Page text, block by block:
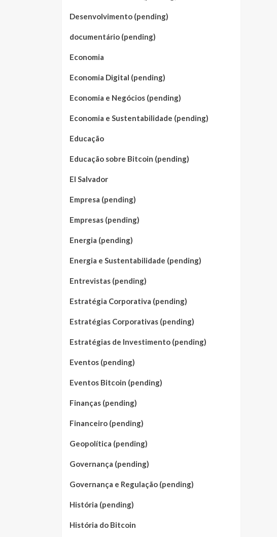
Desenvolvimento (pending)
documentário (pending)
Economia
Economia Digital (pending)
Economia e Negócios (pending)
Economia e Sustentabilidade (pending)
Educação
Educação sobre Bitcoin (pending)
El Salvador
Empresa (pending)
Empresas (pending)
Energia (pending)
Energia e Sustentabilidade (pending)
Entrevistas (pending)
Estratégia Corporativa (pending)
Estratégias Corporativas (pending)
Estratégias de Investimento (pending)
Eventos (pending)
Eventos Bitcoin (pending)
Finanças (pending)
Financeiro (pending)
Geopolítica (pending)
Governança (pending)
Governança e Regulação (pending)
História (pending)
História do Bitcoin